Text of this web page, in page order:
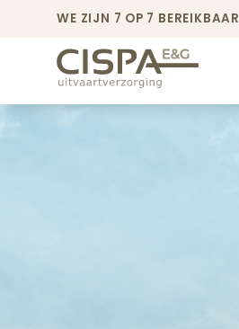
WE ZIJN 7 OP 7 BEREIKBAAR